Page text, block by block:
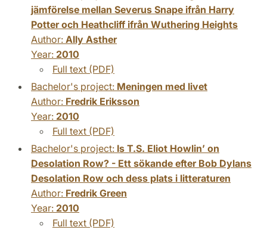
jämförelse mellan Severus Snape ifrån Harry
Potter och Heathcliff ifrån Wuthering Heights
Author: Ally Asther
Year: 2010
Full text (PDF)
Bachelor's project: Meningen med livet
Author: Fredrik Eriksson
Year: 2010
Full text (PDF)
Bachelor's project: Is T.S. Eliot Howlin’ on
Desolation Row? - Ett sökande efter Bob Dylans
Desolation Row och dess plats i litteraturen
Author: Fredrik Green
Year: 2010
Full text (PDF)